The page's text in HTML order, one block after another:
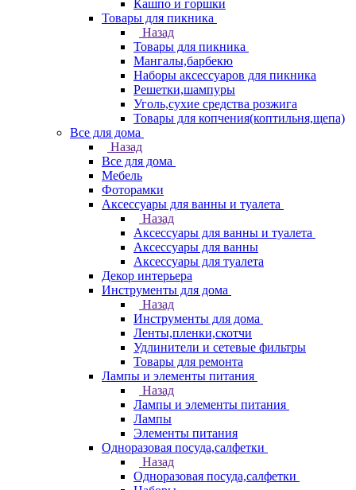
Кашпо и горшки
Товары для пикника
Назад
Товары для пикника
Мангалы,барбекю
Наборы аксессуаров для пикника
Решетки,шампуры
Уголь,сухие средства розжига
Товары для копчения(коптильня,щепа)
Все для дома
Назад
Все для дома
Мебель
Фоторамки
Аксессуары для ванны и туалета
Назад
Аксессуары для ванны и туалета
Аксессуары для ванны
Аксессуары для туалета
Декор интерьера
Инструменты для дома
Назад
Инструменты для дома
Ленты,пленки,скотчи
Удлинители и сетевые фильтры
Товары для ремонта
Лампы и элементы питания
Назад
Лампы и элементы питания
Лампы
Элементы питания
Одноразовая посуда,салфетки
Назад
Одноразовая посуда,салфетки